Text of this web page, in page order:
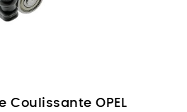
Coulissante OPEL